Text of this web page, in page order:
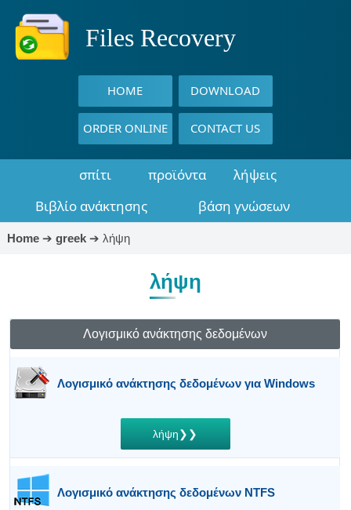
Files Recovery
HOME DOWNLOAD
ORDER ONLINE CONTACT US
σπίτι προϊόντα
λήψεις
Βιβλίο ανάκτησης
βάση γνώσεων
Home➔ greek➔ λήψη
λήψη
Λογισμικό ανάκτησης δεδομένων
Λογισμικό ανάκτησης δεδομένων για Windows
λήψη❯❯
Λογισμικό ανάκτησης δεδομένων NTFS